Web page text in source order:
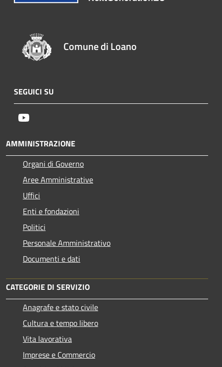
Comune di Loano
SEGUICI SU
AMMINISTRAZIONE
Organi di Governo
Aree Amministrative
Uffici
Enti e fondazioni
Politici
Personale Amministrativo
Documenti e dati
CATEGORIE DI SERVIZIO
Anagrafe e stato civile
Cultura e tempo libero
Vita lavorativa
Imprese e Commercio